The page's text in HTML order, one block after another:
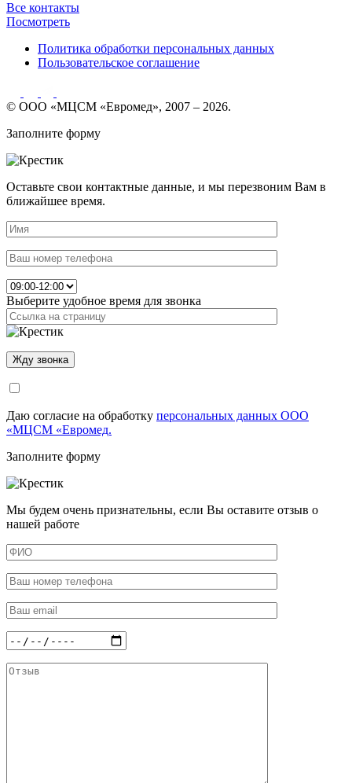
Все контакты
Посмотреть
Политика обработки персональных данных
Пользовательское соглашение
© ООО «МЦСМ «Евромед», 2007 – 2026.
Заполните форму
Оставьте свои контактные данные, и мы перезвоним Вам в
ближайшее время.
Выберите удобное время для звонка
Даю согласие на обработку персональных данных ООО
«МЦСМ «Евромед.
Заполните форму
Мы будем очень признательны, если Вы оставите отзыв о
нашей работе